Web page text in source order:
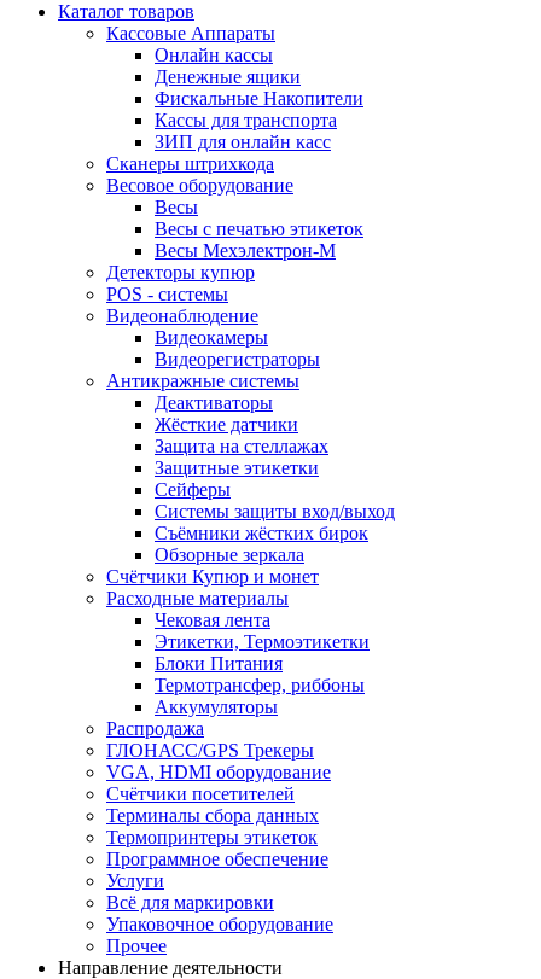
Каталог товаров
Кассовые Аппараты
Онлайн кассы
Денежные ящики
Фискальные Накопители
Кассы для транспорта
ЗИП для онлайн касс
Сканеры штрихкода
Весовое оборудование
Весы
Весы с печатью этикеток
Весы Мехэлектрон-М
Детекторы купюр
POS - системы
Видеонаблюдение
Видеокамеры
Видеорегистраторы
Антикражные системы
Деактиваторы
Жёсткие датчики
Защита на стеллажах
Защитные этикетки
Сейферы
Системы защиты вход/выход
Съёмники жёстких бирок
Обзорные зеркала
Счётчики Купюр и монет
Расходные материалы
Чековая лента
Этикетки, Термоэтикетки
Блоки Питания
Термотрансфер, риббоны
Аккумуляторы
Распродажа
ГЛОНАСС/GPS Трекеры
VGA, HDMI оборудование
Счётчики посетителей
Терминалы сбора данных
Термопринтеры этикеток
Программное обеспечение
Услуги
Всё для маркировки
Упаковочное оборудование
Прочее
Направление деятельности